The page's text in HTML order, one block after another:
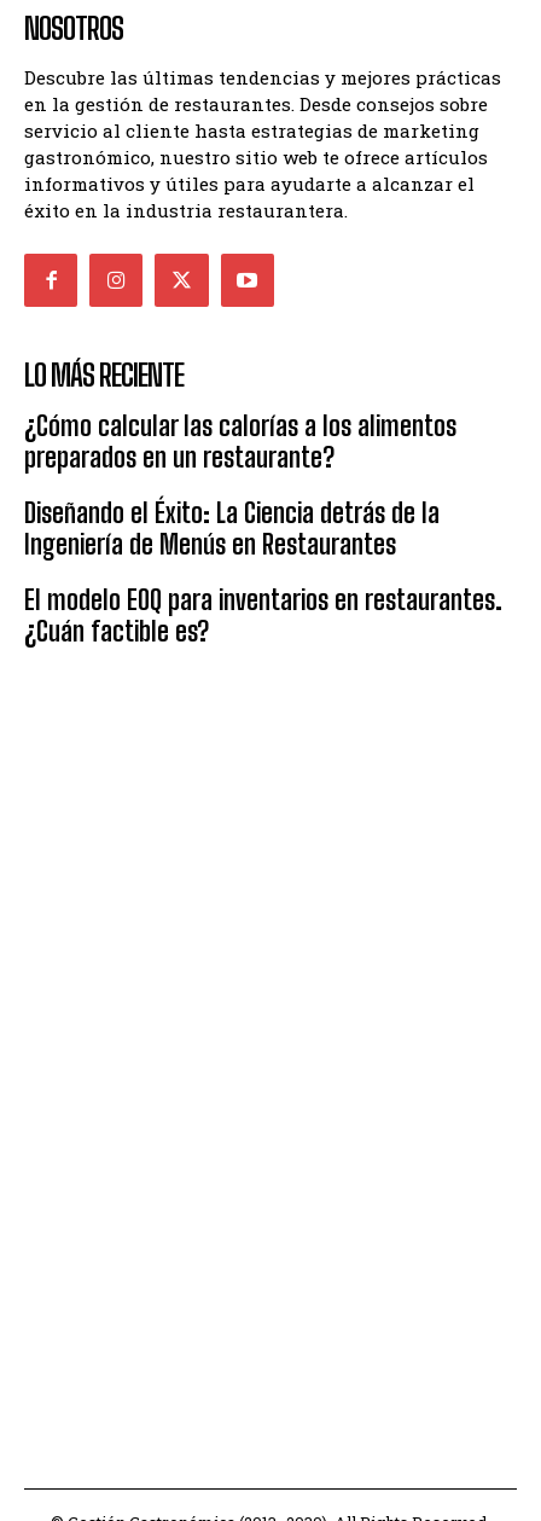
NOSOTROS
Descubre las últimas tendencias y mejores prácticas
en la gestión de restaurantes. Desde consejos sobre
servicio al cliente hasta estrategias de marketing
gastronómico, nuestro sitio web te ofrece artículos
informativos y útiles para ayudarte a alcanzar el
éxito en la industria restaurantera.
LO MÁS RECIENTE
¿Cómo calcular las calorías a los alimentos
preparados en un restaurante?
Diseñando el Éxito: La Ciencia detrás de la
Ingeniería de Menús en Restaurantes
El modelo EOQ para inventarios en restaurantes.
¿Cuán factible es?